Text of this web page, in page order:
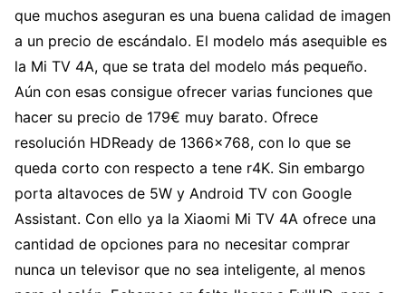
que muchos aseguran es una buena calidad de imagen
a un precio de escándalo. El modelo más asequible es
la Mi TV 4A, que se trata del modelo más pequeño.
Aún con esas consigue ofrecer varias funciones que
hacer su precio de 179€ muy barato. Ofrece
resolución HDReady de 1366×768, con lo que se
queda corto con respecto a tene r4K. Sin embargo
porta altavoces de 5W y Android TV con Google
Assistant. Con ello ya la Xiaomi Mi TV 4A ofrece una
cantidad de opciones para no necesitar comprar
nunca un televisor que no sea inteligente, al menos